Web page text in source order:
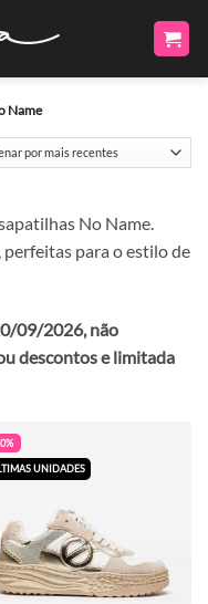
Name
No Name.
para o estilo de
09/2026, não
descontos e limitada
UNIDADES